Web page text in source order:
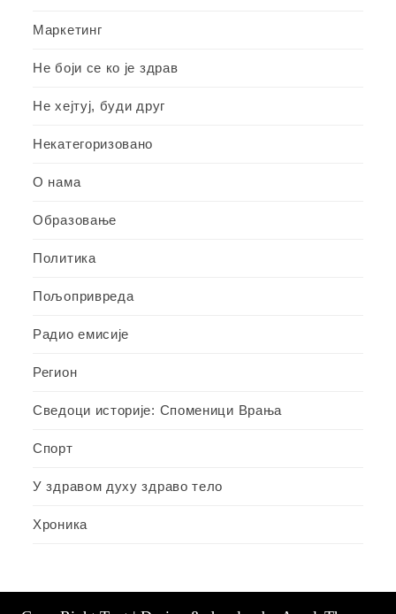
Маркетинг
Не боји се ко је здрав
Не хејтуј, буди друг
Некатегоризовано
О нама
Образовање
Политика
Пољопривреда
Радио емисије
Регион
Сведоци историје: Споменици Врања
Спорт
У здравом духу здраво тело
Хроника